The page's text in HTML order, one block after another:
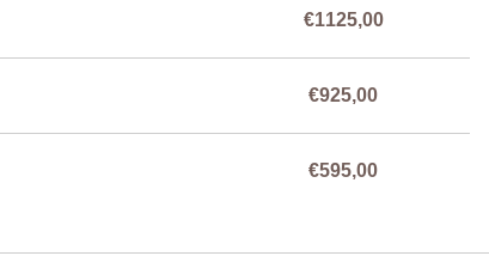
€1125,00
€925,00
€595,00